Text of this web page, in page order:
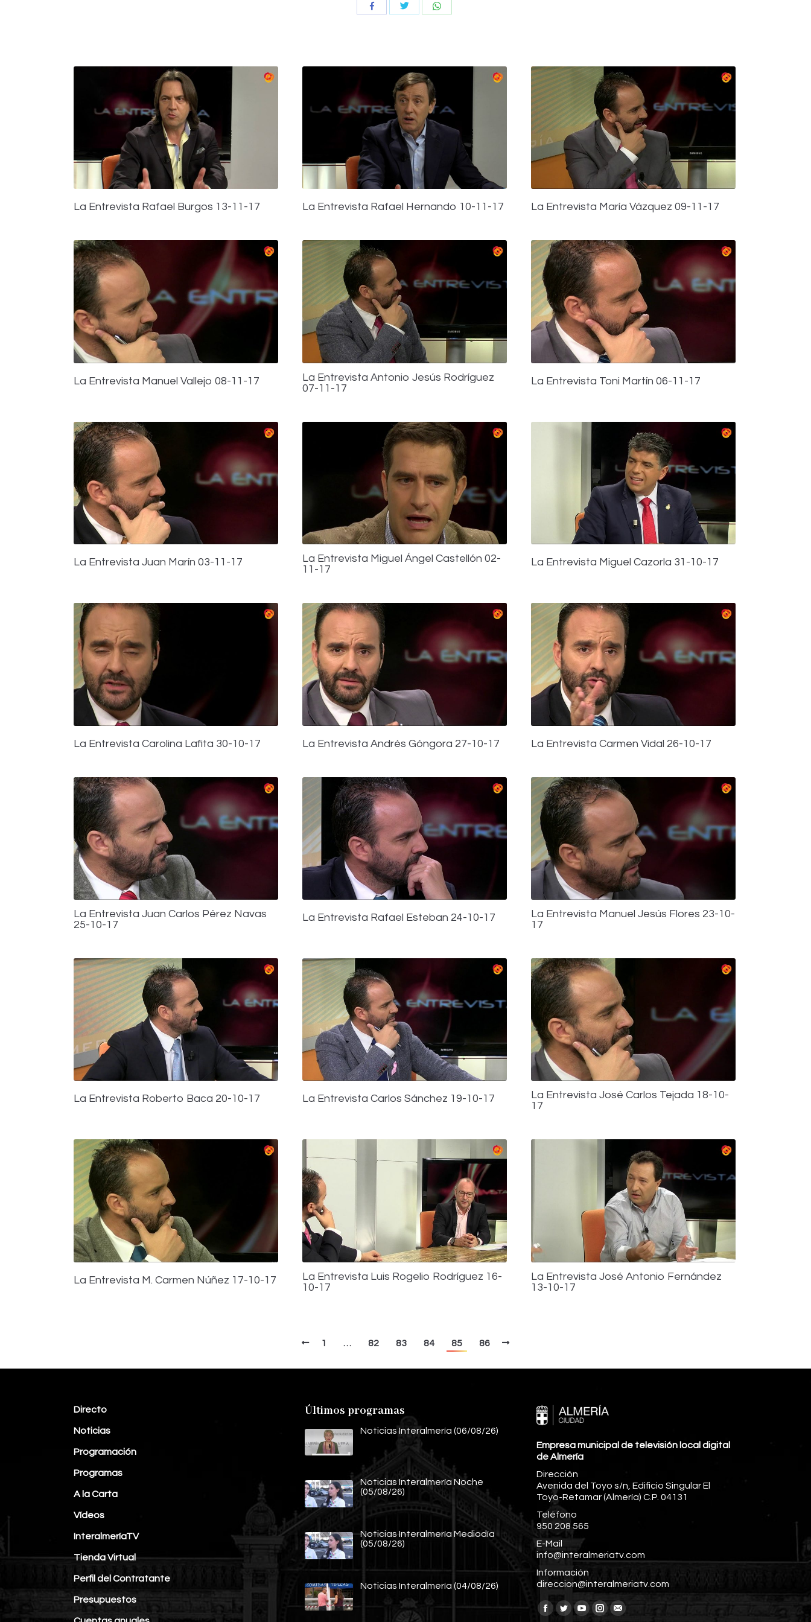
CompartirCompartir
La Entrevista Rafael Burgos 13-11-17 La Entrevista Rafael Hernando 10-11-17 La Entrevista María Vázquez 09-11-17
La Entrevista Manuel Vallejo 08-11-17
La Entrevista Antonio Jesús Rodríguez
07-11-17
La Entrevista Toni Martín 06-11-17
La Entrevista Juan Marín 03-11-17
La Entrevista Miguel Ángel Castellón 02-
11-17
La Entrevista Miguel Cazorla 31-10-17
La Entrevista Carolina Lafita 30-10-17 La Entrevista Andrés Góngora 27-10-17 La Entrevista Carmen Vidal 26-10-17
La Entrevista Juan Carlos Pérez Navas
25-10-17
La Entrevista Rafael Esteban 24-10-17
La Entrevista Manuel Jesús Flores 23-10-
17
La Entrevista Roberto Baca 20-10-17 La Entrevista Carlos Sánchez 19-10-17
La Entrevista José Carlos Tejada 18-10-
17
La Entrevista M. Carmen Núñez 17-10-17
La Entrevista Luis Rogelio Rodríguez 16-
10-17
La Entrevista José Antonio Fernández
13-10-17
1 … 82 83 84 85 86
Directo
Noticias
Programación
Programas
A la Carta
Vídeos
InteralmeríaTV
Tienda Virtual
Perfil del Contratante
Presupuestos
Últimos programas
Noticias Interalmería (06/08/26)
Noticias Interalmería Noche
(05/08/26)
Noticias Interalmería Mediodía
(05/08/26)
Noticias Interalmería (04/08/26)
Empresa municipal de televisión local digital
de Almería
Dirección
Avenida del Toyo s/n, Edificio Singular El
Toyo-Retamar (Almería) C.P. 04131
Teléfono
950 208 565
E-Mail
info@interalmeriatv.com
Información
direccion@interalmeriatv.com
Encuéntranos en:
Facebook
TwitterYouTube
Instagram
Mail